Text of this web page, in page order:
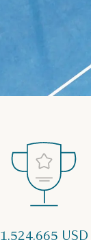
1.524.665 USD